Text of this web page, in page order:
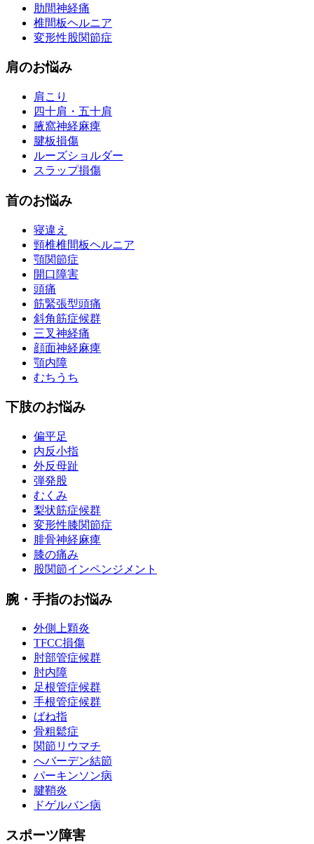
肋間神経痛
椎間板ヘルニア
変形性股関節症
肩のお悩み
肩こり
四十肩・五十肩
腋窩神経麻痺
腱板損傷
ルーズショルダー
スラップ損傷
首のお悩み
寝違え
頸椎椎間板ヘルニア
顎関節症
開口障害
頭痛
筋緊張型頭痛
斜角筋症候群
三叉神経痛
顔面神経麻痺
顎内障
むちうち
下肢のお悩み
偏平足
内反小指
外反母趾
弾発股
むくみ
梨状筋症候群
変形性膝関節症
腓骨神経麻痺
膝の痛み
股関節インペンジメント
腕・手指のお悩み
外側上顆炎
TFCC損傷
肘部管症候群
肘内障
足根管症候群
手根管症候群
ばね指
骨粗鬆症
関節リウマチ
へバーデン結節
パーキンソン病
腱鞘炎
ドゲルバン病
スポーツ障害